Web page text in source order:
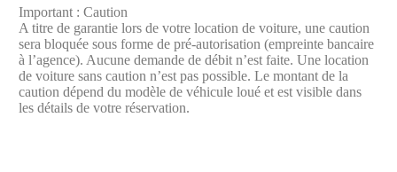
Important : Caution
A titre de garantie lors de votre location de voiture, une caution
sera bloquée sous forme de pré-autorisation (empreinte bancaire
à l’agence). Aucune demande de débit n’est faite.​ Une location
de voiture sans caution n’est pas possible. Le montant de la
caution dépend du modèle de véhicule loué et est visible dans
les détails de votre réservation.